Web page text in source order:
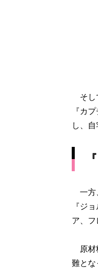
そし
『カ
し、
一方
『ジ
ア、フ
原材
難とな